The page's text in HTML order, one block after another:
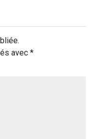
avec *